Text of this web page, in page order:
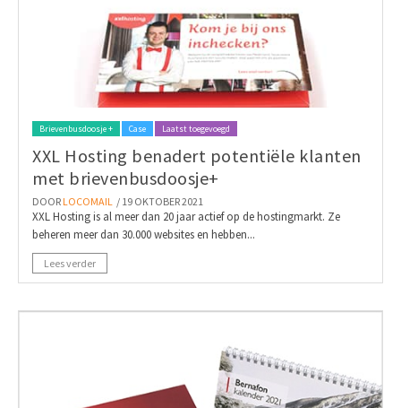
Brievenbusdoosje + Case Laatst toegevoegd
XXL Hosting benadert potentiële klanten
met brievenbusdoosje+
DOOR LOCOMAIL / 19 OKTOBER 2021
XXL Hosting is al meer dan 20 jaar actief op de hostingmarkt. Ze
beheren meer dan 30.000 websites en hebben...
Lees verder